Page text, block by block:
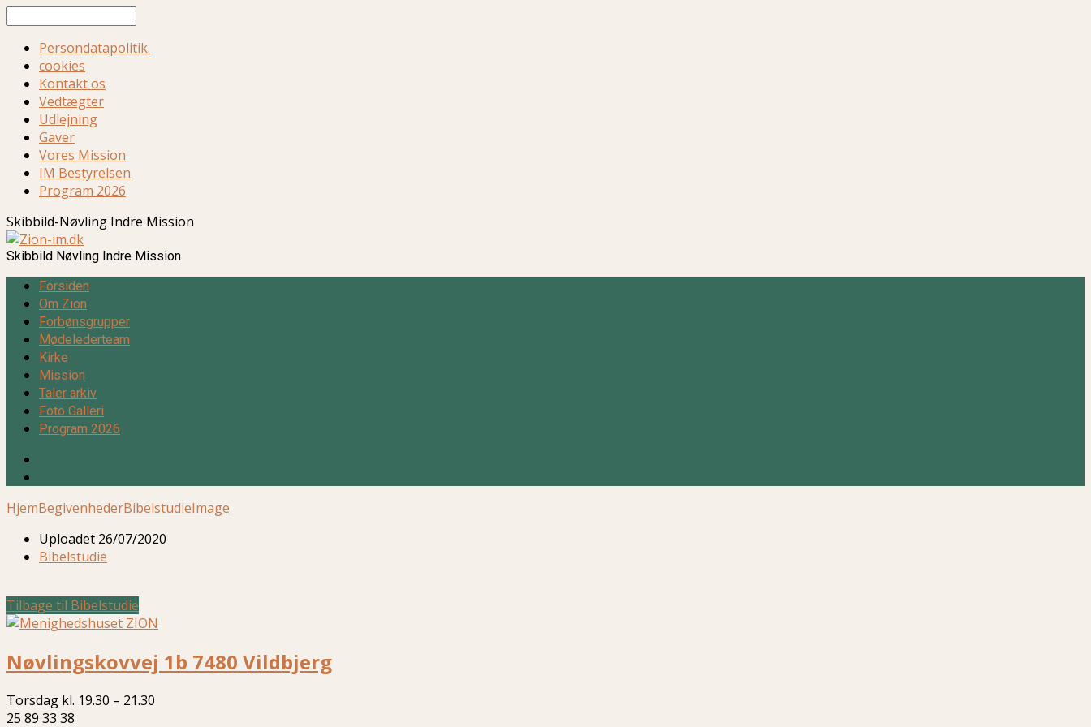
Persondatapolitik.
cookies
Kontakt os
Vedtægter
Udlejning
Gaver
Vores Mission
IM Bestyrelsen
Program 2026
Skibbild-Nøvling Indre Mission
Skibbild Nøvling Indre Mission
Forsiden
Om Zion
Forbønsgrupper
Mødelederteam
Kirke
Mission
Taler arkiv
Foto Galleri
Program 2026
HjemBegivenhederBibelstudieImage
Uploadet 26/07/2020
Bibelstudie
Tilbage til Bibelstudie
Nøvlingskovvej 1b 7480 Vildbjerg
Torsdag kl. 19.30 – 21.30
25 89 33 38